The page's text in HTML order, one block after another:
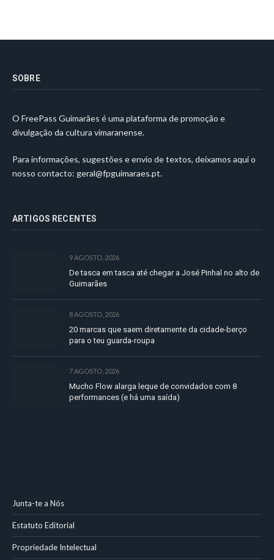
SOBRE
O FreePass Guimarães é uma plataforma de promoção e
divulgação da cultura vimaranense.
Para informações, sugestões e envio de textos, deixamos aqui o
nosso contacto: geral@fpguimaraes.pt.
ARTIGOS RECENTES
9 AGOSTO, 2026
De tasca em tasca até chegar a José Pinhal no alto de
Guimarães
8 AGOSTO, 2026
20 marcas que saem diretamente da cidade-berço
para o teu guarda-roupa
7 AGOSTO, 2026
Mucho Flow alarga leque de convidados com 8
performances (e há uma saída)
Junta-te a Nós
Estatuto Editorial
Propriedade Intelectual